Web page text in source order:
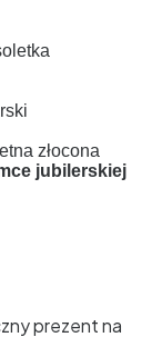
złocona
jubilerskiej
prezent na